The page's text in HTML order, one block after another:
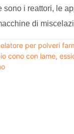
rotativo a
sono i reattori, le
di
agitato
Per la
rotativi a